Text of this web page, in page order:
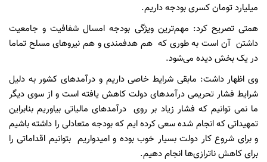
میلیارد تومان کسری بودجه داریم.
همتی تصریح کرد: مهم‌ترین ویژگی بودجه امسال‌ شفافیت و جامعیت
داشتن آن است به طوری که هم هدفمندی و هم نیروهای مسلح تماما
در یک بخش دیده می‌شود.
وی اظهار داشت: مابقی شرایط خاصی داریم و درآمدهای کشور به دلیل
شرایط فشار تحریمی درآمدهای دولت کاهش یافته است و از سوی دیگر
ما نمی توانیم که فشار زیاد بر روی درآمدهای مالیاتی بیاوریم بنابراین
تمهیداتی که انجام شده سعی کرده ایم که بودجه متعادلی را داشته باشیم
و برای شروع کار دولت بسیار خوب بوده و امیدواریم بتوانیم اقداماتی را
برای کاهش ناترازی‌ها انجام دهیم.